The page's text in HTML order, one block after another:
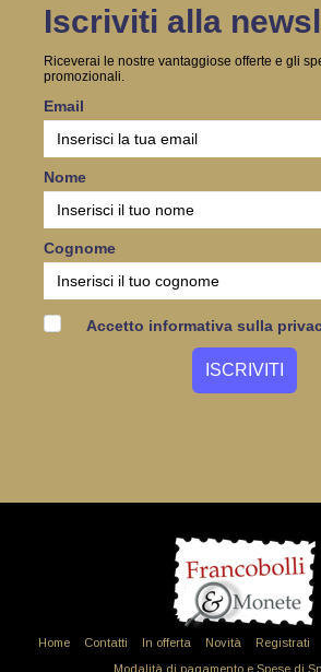
Iscriviti alla
Riceverai le nostre vantaggiose offerte e gli
promozionali.
Email
Nome
Cognome
Accetto informativa sulla
Home Contatti In offerta Novità Registrati
Modalità di pagamento e Spese di